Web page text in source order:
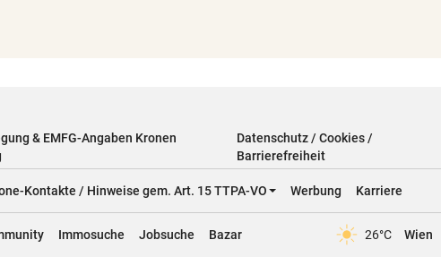
& EMFG-Angaben Kronen
Datenschutz / Cookies /
Barrierefreiheit
Kontakte / Hinweise gem. Art. 15 TTPA-VO Werbung Karriere
Immosuche Jobsuche Bazar 26°C Wien